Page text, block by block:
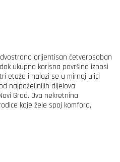
orijentisan četverosoban
ukupna korisna površina iznosi
etaže i nalazi se u mirnoj ulici
najpoželjnijih dijelova
Grad. Ova nekretnina
koje žele spoj komfora,